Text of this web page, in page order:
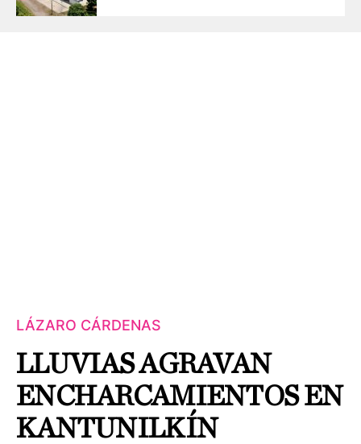
LÁZARO CÁRDENAS
LLUVIAS AGRAVAN
ENCHARCAMIENTOS EN
KANTUNILKÍN